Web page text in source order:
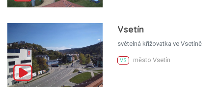
Vsetín
světelná křižovatka ve Vsetíně
VS město Vsetín